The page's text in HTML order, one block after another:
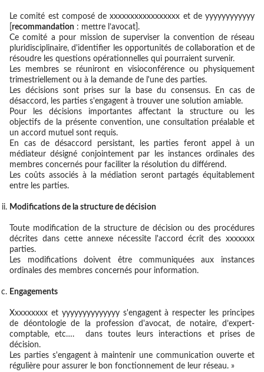
Le comité est composé de xxxxxxxxxxxxxxxxx et de yyyyyyyyyyyy
recommandation : mettre l’avocat].
Ce comité a pour mission de superviser la convention de réseau
pluridisciplinaire, d'identifier les opportunités de collaboration et de
résoudre les questions opérationnelles qui pourraient survenir.
Les membres se réuniront en visioconférence ou physiquement
trimestriellement ou à la demande de l'une des parties.
Les décisions sont prises sur la base du consensus. En cas de
désaccord, les parties s'engagent à trouver une solution amiable.
Pour les décisions importantes affectant la structure ou les
objectifs de la présente convention, une consultation préalable et
un accord mutuel sont requis.
En cas de désaccord persistant, les parties feront appel à un
médiateur désigné conjointement par les instances ordinales des
membres concernés pour faciliter la résolution du différend.
Les coûts associés à la médiation seront partagés équitablement
entre les parties.
Modifications de la structure de décision
Toute modification de la structure de décision ou des procédures
décrites dans cette annexe nécessite l'accord écrit des xxxxxxx
parties.
Les modifications doivent être communiquées aux instances
ordinales des membres concernés pour information.
Engagements
Xxxxxxxxx et yyyyyyyyyyyyyy s'engagent à respecter les principes
de déontologie de la profession d'avocat, de notaire, d’expert-
comptable, etc…. dans toutes leurs interactions et prises de
décision.
Les parties s'engagent à maintenir une communication ouverte et
régulière pour assurer le bon fonctionnement de leur réseau. »